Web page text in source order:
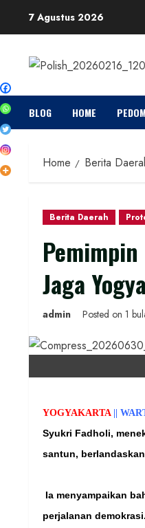
7 Agustus 2026
BLOG HOME
Home Berita
Berita Daerah
Jaga
admin Posted on 1
YOGYAKARTA ||
Syukri Fadholi,
santun,
Ia menyampaikan
perjalanan